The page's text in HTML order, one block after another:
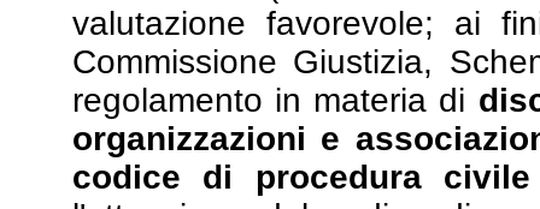
valutazione favorevole; ai
Commissione Giustizia,
regolamento in materia di
organizzazioni e
codice di procedura civile